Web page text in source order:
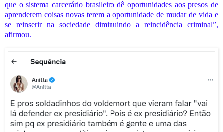
que o sistema carcerário brasileiro dê oportunidades aos presos de
aprenderem coisas novas terem a oportunidade de mudar de vida e
se reinserir na sociedade diminuindo a reincidência criminal”,
afirmou.